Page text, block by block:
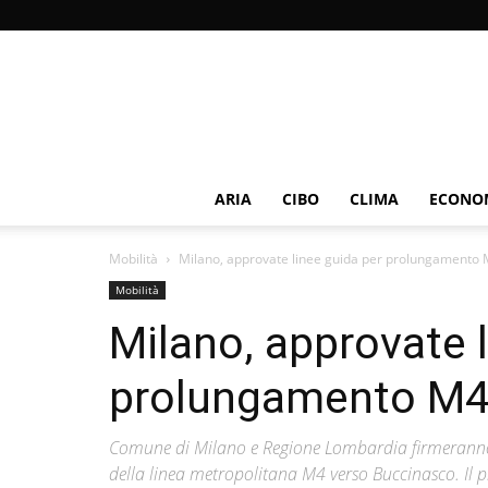
ARIA CIBO CLIMA
Mobilità Milano, approvate linee guida per prolungamento
Mobilità
Milano, approvate
prolungamento
Comune di Milano e Regione Lombardia
della linea metropolitana M4 verso Buccinasco. Il